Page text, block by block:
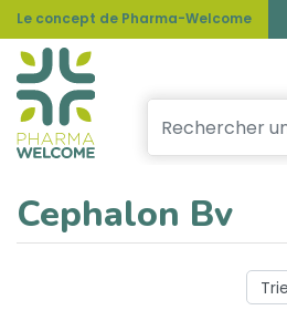
Le concept de Pharma-Welcome
Cephalon Bv